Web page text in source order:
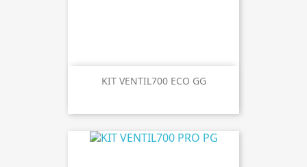
KIT VENTIL700 ECO GG